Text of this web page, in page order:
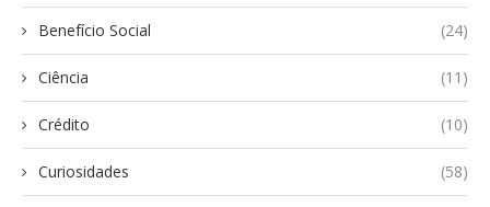
Benefício Social (24)
Ciência (11)
Crédito (10)
Curiosidades (58)